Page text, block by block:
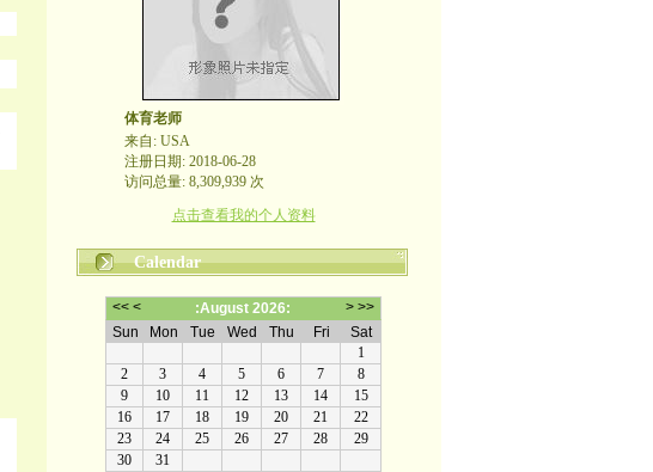
体育老师
来自: USA
注册日期: 2018-06-28
访问总量: 8,309,939 次
点击查看我的个人资料
Calendar